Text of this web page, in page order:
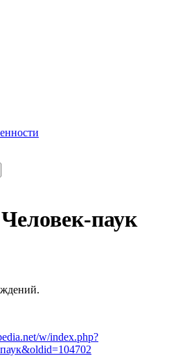
паук
w/index.php?